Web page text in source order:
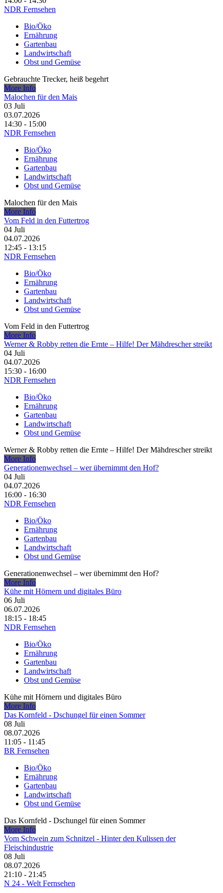
NDR Fernsehen
Bio/Öko
Ernährung
Gartenbau
Landwirtschaft
Obst und Gemüse
Gebrauchte Trecker, heiß begehrt
More Info
Malochen für den Mais
03 Juli
03.07.2026
14:30 - 15:00
NDR Fernsehen
Bio/Öko
Ernährung
Gartenbau
Landwirtschaft
Obst und Gemüse
Malochen für den Mais
More Info
Vom Feld in den Futtertrog
04 Juli
04.07.2026
12:45 - 13:15
NDR Fernsehen
Bio/Öko
Ernährung
Gartenbau
Landwirtschaft
Obst und Gemüse
Vom Feld in den Futtertrog
More Info
Werner & Robby retten die Ernte – Hilfe! Der Mähdrescher streikt
04 Juli
04.07.2026
15:30 - 16:00
NDR Fernsehen
Bio/Öko
Ernährung
Gartenbau
Landwirtschaft
Obst und Gemüse
Werner & Robby retten die Ernte – Hilfe! Der Mähdrescher streikt
More Info
Generationenwechsel – wer übernimmt den Hof?
04 Juli
04.07.2026
16:00 - 16:30
NDR Fernsehen
Bio/Öko
Ernährung
Gartenbau
Landwirtschaft
Obst und Gemüse
Generationenwechsel – wer übernimmt den Hof?
More Info
Kühe mit Hörnern und digitales Büro
06 Juli
06.07.2026
18:15 - 18:45
NDR Fernsehen
Bio/Öko
Ernährung
Gartenbau
Landwirtschaft
Obst und Gemüse
Kühe mit Hörnern und digitales Büro
More Info
Das Kornfeld - Dschungel für einen Sommer
08 Juli
08.07.2026
11:05 - 11:45
BR Fernsehen
Bio/Öko
Ernährung
Gartenbau
Landwirtschaft
Obst und Gemüse
Das Kornfeld - Dschungel für einen Sommer
More Info
Vom Schwein zum Schnitzel - Hinter den Kulissen der
Fleischindustrie
08 Juli
08.07.2026
21:10 - 21:45
N 24 - Welt Fernsehen